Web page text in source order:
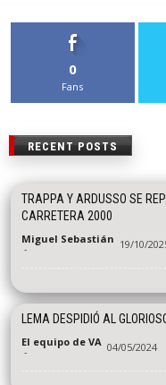
0
Fans
RECENT POSTS
TRAPPA Y ARDUSSO SE
CARRETERA 2000
Miguel Sebastián
- 19/10/
LEMA DESPIDIÓ AL
El equipo de VA
- 04/05/2024